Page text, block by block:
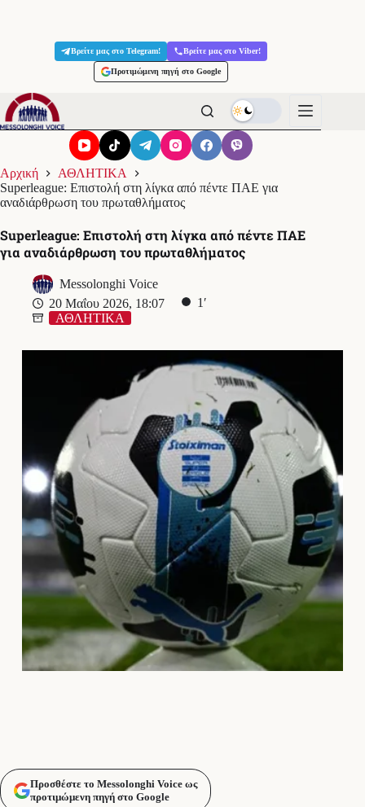
Βρείτε μας στο Telegram! Βρείτε μας στο Viber!
Προτιμώμενη πηγή στο Google
Αρχική
ΑΘΛΗΤΙΚΑ
Superleague: Επιστολή στη λίγκα από πέντε ΠΑΕ για
αναδιάρθρωση του πρωταθλήματος
Superleague: Επιστολή στη λίγκα από πέντε ΠΑΕ
για αναδιάρθρωση του πρωταθλήματος
Messolonghi Voice
20 Μαΐου 2026, 18:07
1′
ΑΘΛΗΤΙΚΑ
Προσθέστε το Messolonghi Voice ως
προτιμώμενη πηγή στο Google